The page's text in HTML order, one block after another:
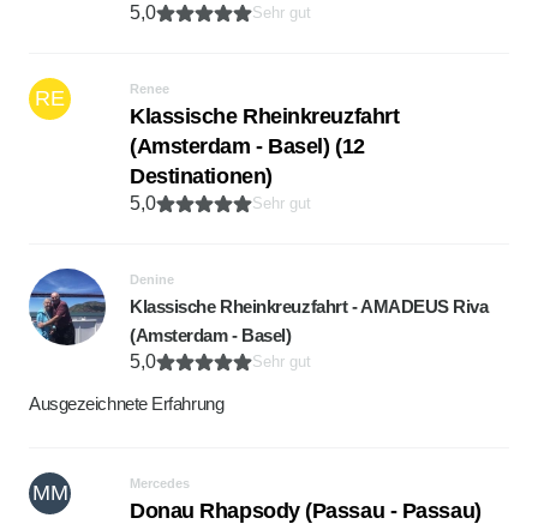
5,0 Sehr gut
RE Renee
Klassische Rheinkreuzfahrt
(Amsterdam - Basel) (12
Destinationen)
5,0 Sehr gut
Denine
Klassische Rheinkreuzfahrt - AMADEUS Riva
(Amsterdam - Basel)
5,0
Sehr gut
Ausgezeichnete Erfahrung
MM Mercedes
Donau Rhapsody (Passau - Passau)